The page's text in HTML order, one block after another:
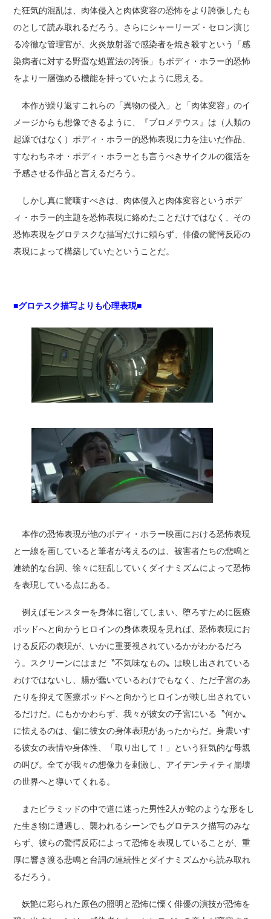
た狂気的混乱は、肉体侵入と肉体変容の恐怖をより誇張したも
のとして読み取れるだろう。さらにシャーリーズ・セロン演じ
る冷徹な管理官が、火炎放射器で感染者を焼き殺すという「感
染病者に対する野蛮な処置法の誇張」もボディ・ホラー的恐怖
をより一層強める機能を持っていたように思える。
本作が繰り返すこれらの「異物の侵入」と「肉体変容」のイ
メージからも想像できるように、『プロメテウス』は（人類の
起源ではなく）ボディ・ホラー的恐怖表現に力を注いだ作品、
すなわちネオ・ボディ・ホラーとも言うべきサイクルの復活を
予感させる作品と言えるだろう。
しかし真に驚嘆すべきは、肉体侵入と肉体変容というボデ
ィ・ホラー的主題を恐怖表現に絡めたことだけではなく、その
恐怖表現をグロテスクな描写だけに頼らず、俳優の驚愕反応の
表現によって構築していたということだ。
■グロテスク描写よりも心理表現■
本作の恐怖表現が他のボディ・ホラー映画における恐怖表現
と一線を画していると筆者が考えるのは、被害者たちの悲鳴と
連続的な台詞、徐々に狂乱していくダイナミズムによって恐怖
を表現している点にある。
例えばモンスターを身体に宿してしまい、堕ろすために医療
ポッドへと向かうヒロインの身体表現を見れば、恐怖表現にお
ける反応の表現が、いかに重要視されているかがわかるだろ
う。スクリーンにはまだ〝不気味なもの〟は映し出されている
わけではないし、腸が蠢いているわけでもなく、ただ子宮のあ
たりを抑えて医療ポッドへと向かうヒロインが映し出されてい
るだけだ。にもかかわらず、我々が彼女の子宮にいる〝何か〟
に怯えるのは、偏に彼女の身体表現があったからだ。身震いす
る彼女の表情や身体性、「取り出して！」という狂気的な母親
の叫び。全てが我々の想像力を刺激し、アイデンティティ崩壊
の世界へと導いてくれる。
またピラミッドの中で道に迷った男性2人が蛇のような形をし
た生き物に遭遇し、襲われるシーンでもグロテスク描写のみな
らず、彼らの驚愕反応によって恐怖を表現していることが、重
厚に響き渡る悲鳴と台詞の連続性とダイナミズムから読み取れ
るだろう。
妖艶に彩られた原色の照明と恐怖に慄く俳優の演技が恐怖を